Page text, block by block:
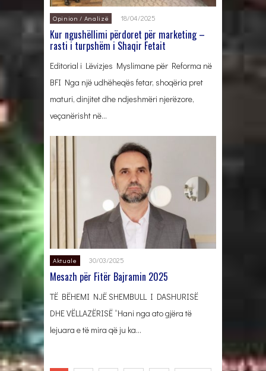
Opinion / Analizë 18/04/2025
Kur ngushëllimi përdoret për marketing –
rasti i turpshëm i Shaqir Fetait
Editorial i Lëvizjes Myslimane për Reforma në
BFI Nga një udhëheqës fetar, shoqëria pret
maturi, dinjitet dhe ndjeshmëri njerëzore,
veçanërisht në…
Aktuale 30/03/2025
Mesazh për Fitër Bajramin 2025
TË BËHEMI NJË SHEMBULL I DASHURISË
DHE VËLLAZËRISË “Hani nga ato gjëra të
lejuara e të mira që ju ka…